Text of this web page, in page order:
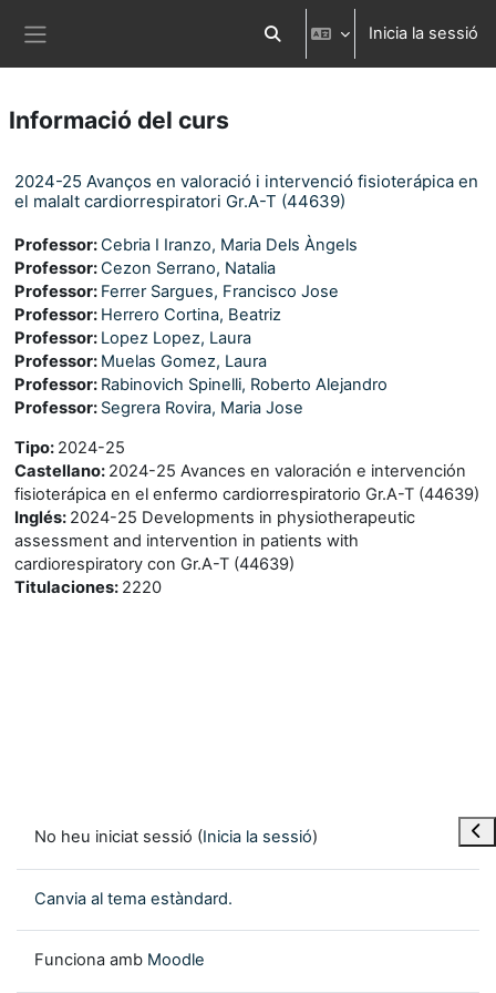
Commuta l'entrada de la cerca
Inicia la sessió
Informació del curs
2024-25 Avanços en valoració i intervenció fisioterápica en
el malalt cardiorrespiratori Gr.A-T (44639)
Professor:Cebria I Iranzo, Maria Dels Àngels
Professor:Cezon Serrano, Natalia
Professor: Ferrer Sargues, Francisco Jose
Professor: Herrero Cortina, Beatriz
Professor: Lopez Lopez, Laura
Professor: Muelas Gomez, Laura
Professor: Rabinovich Spinelli, Roberto Alejandro
Professor: Segrera Rovira, Maria Jose
Tipo: 2024-25
Castellano: 2024-25 Avances en valoración e intervención
fisioterápica en el enfermo cardiorrespiratorio Gr.A-T (44639)
Inglés: 2024-25 Developments in physiotherapeutic
assessment and intervention in patients with
cardiorespiratory con Gr.A-T (44639)
Titulaciones: 2220
No heu iniciat sessió (Inicia la sessió)
Canvia al tema estàndard.
Funciona amb Moodle